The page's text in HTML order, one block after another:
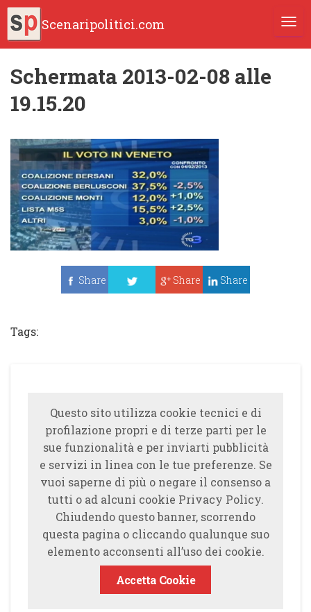
Scenaripolitici.com
Schermata 2013-02-08 alle
19.15.20
Share
Share Share
Tags:
Questo sito utilizza cookie tecnici e di
profilazione propri e di terze parti per le
sue funzionalità e per inviarti pubblicità
e servizi in linea con le tue preferenze. Se
vuoi saperne di più o negare il consenso a
tutti o ad alcuni cookie Privacy Policy.
Chiudendo questo banner, scorrendo
questa pagina o cliccando qualunque suo
elemento acconsenti all’uso dei cookie.
Accetta Cookie